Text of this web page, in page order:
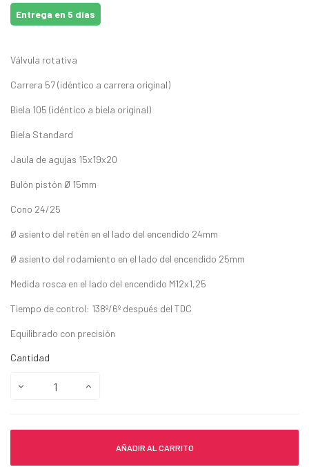
Entrega en 5 días
Válvula rotativa
Carrera 57 (idéntico a carrera original)
Biela 105 (idéntico a biela original)
Biela Standard
Jaula de agujas 15x19x20
Bulón pistón Ø 15mm
Cono 24/25
Ø asiento del retén en el lado del encendido 24mm
Ø asiento del rodamiento en el lado del encendido 25mm
Medida rosca en el lado del encendido M12x1,25
Tiempo de control: 138º/6º después del TDC
Equilibrado con precisión
Cantidad
AÑADIR AL CARRITO